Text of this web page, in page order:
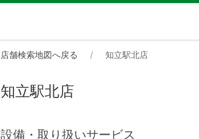
店舗検索地図へ戻る 知立駅北店
知立駅北店
設備・取り扱いサービス